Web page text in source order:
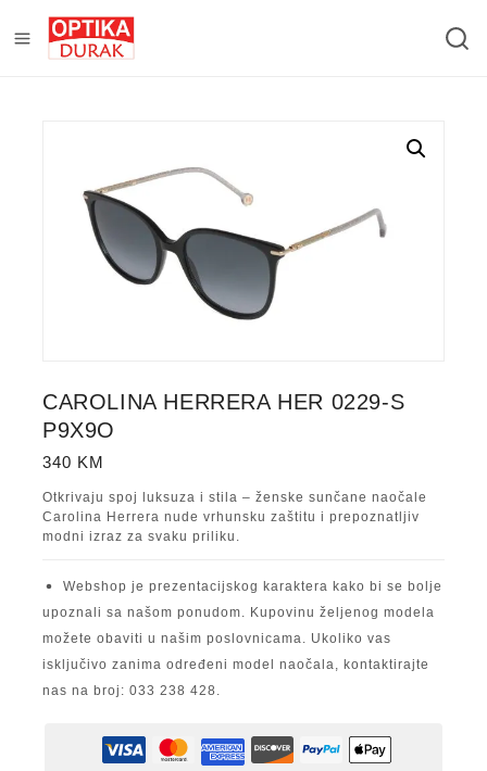
CAROLINA HERRERA HER 0229-S
P9X9O
340 KM
Otkrivaju spoj luksuza i stila – ženske sunčane naočale
Carolina Herrera nude vrhunsku zaštitu i prepoznatljiv
modni izraz za svaku priliku.
Webshop je prezentacijskog karaktera kako bi se bolje
upoznali sa našom ponudom. Kupovinu željenog modela
možete obaviti u našim poslovnicama. Ukoliko vas
isključivo zanima određeni model naočala, kontaktirajte
nas na broj: 033 238 428.